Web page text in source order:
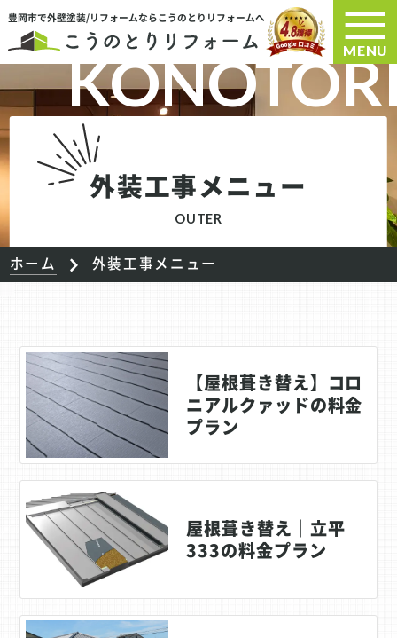
豊岡市で外壁塗装/リフォームならこうのとりリフォームへ
MENU
外装工事メニュー
OUTER
ホーム 外装工事メニュー
【屋根葺き替え】コロ
ニアルクァッドの料金
プラン
屋根葺き替え│立平
333の料金プラン